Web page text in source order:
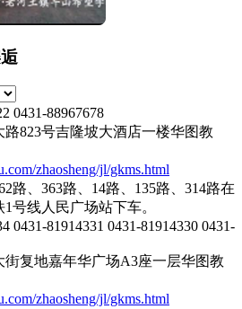
0431-88967678
823号吉隆坡大酒店一楼华图教
zhaosheng/jl/gkms.html
路、363路、14路、135路、314路在
号线人民广场站下车。
0431-81914331 0431-81914330 0431-
复地嘉年华广场A3座一层华图教
zhaosheng/jl/gkms.html